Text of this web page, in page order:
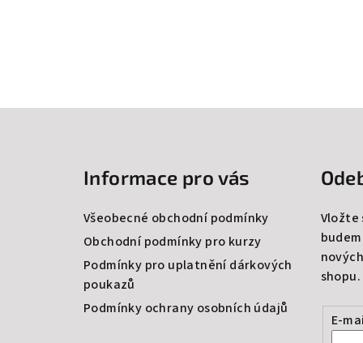
Informace pro vás
Všeobecné obchodní podmínky
Obchodní podmínky pro kurzy
Podmínky pro uplatnění dárkových
poukazů
Podmínky ochrany osobních údajů
Vložte
shopu.
E-